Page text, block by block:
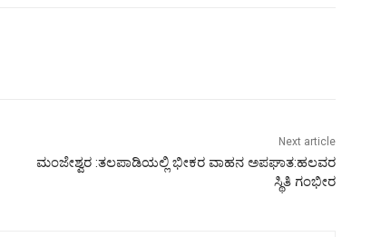
Next article
ಮಂಜೇಶ್ವರ :ತಲಪಾಡಿಯಲ್ಲಿ ಭೀಕರ ವಾಹನ ಅಪಘಾತ:ಹಲವರ
ಸ್ಥಿತಿ ಗಂಭೀರ